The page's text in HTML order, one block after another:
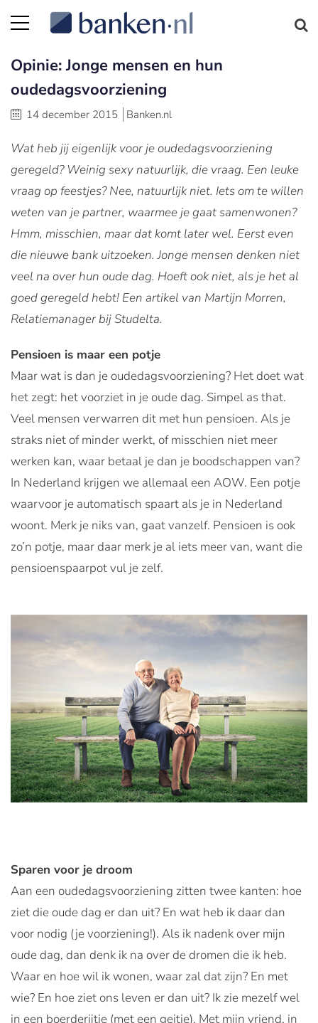
Opinie: Jonge mensen en hun
oudedagsvoorziening
14 december 2015 Banken.nl
Wat heb jij eigenlijk voor je oudedagsvoorziening
geregeld? Weinig sexy natuurlijk, die vraag. Een leuke
vraag op feestjes? Nee, natuurlijk niet. Iets om te willen
weten van je partner, waarmee je gaat samenwonen?
Hmm, misschien, maar dat komt later wel. Eerst even
die nieuwe bank uitzoeken. Jonge mensen denken niet
veel na over hun oude dag. Hoeft ook niet, als je het al
goed geregeld hebt! Een artikel van Martijn Morren,
Relatiemanager bij Studelta.
Pensioen is maar een potje
Maar wat is dan je oudedagsvoorziening? Het doet wat
het zegt: het voorziet in je oude dag. Simpel as that.
Veel mensen verwarren dit met hun pensioen. Als je
straks niet of minder werkt, of misschien niet meer
werken kan, waar betaal je dan je boodschappen van?
In Nederland krijgen we allemaal een AOW. Een potje
waarvoor je automatisch spaart als je in Nederland
woont. Merk je niks van, gaat vanzelf. Pensioen is ook
zo’n potje, maar daar merk je al iets meer van, want die
pensioenspaarpot vul je zelf.
Sparen voor je droom
Aan een oudedagsvoorziening zitten twee kanten: hoe
ziet die oude dag er dan uit? En wat heb ik daar dan
voor nodig (je voorziening!). Als ik nadenk over mijn
oude dag, dan denk ik na over de dromen die ik heb.
Waar en hoe wil ik wonen, waar zal dat zijn? En met
wie? En hoe ziet ons leven er dan uit? Ik zie mezelf wel
in een boerderijtje (met een geitje). Met mijn vriend, in